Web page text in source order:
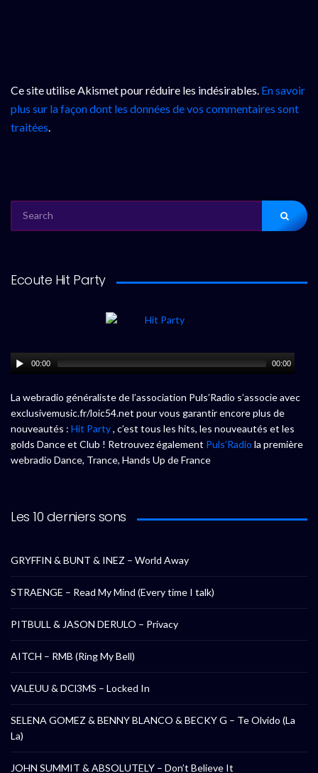
Ce site utilise Akismet pour réduire les indésirables. En savoir
plus sur la façon dont les données de vos commentaires sont
traitées.
FOR:
Ecoute Hit Party
00:00 00:00
La webradio généraliste de l’association Puls’Radio s’associe avec
exclusivemusic.fr/loic54.net pour vous garantir encore plus de
nouveautés : Hit Party, c’est tous les hits, les nouveautés et les
golds Dance et Club ! Retrouvez également Puls’Radio la première
webradio Dance, Trance, Hands Up de France
Les 10 derniers sons
GRYFFIN & BUNT & INEZ – World Away
STRAENGE – Read My Mind (Every time I talk)
PITBULL & JASON DERULO – Privacy
AITCH – RMB (Ring My Bell)
VALEUU & DCl3MS – Locked In
SELENA GOMEZ & BENNY BLANCO & BECKY G – Te Olvido (La
La)
JOHN SUMMIT & ABSOLUTELY – Don’t Believe It